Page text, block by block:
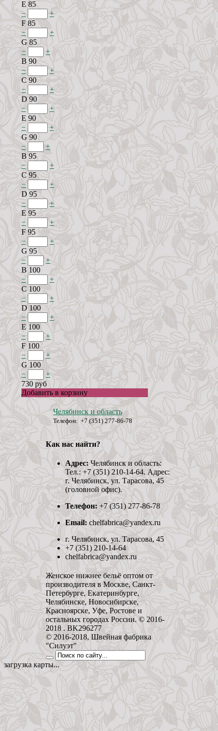
E 85
−
+
F 85
−
+
G 85
−
+
B 90
−
+
C 90
−
+
D 90
−
+
E 90
−
+
G 90
−
+
B 95
−
+
C 95
−
+
D 95
−
+
E 95
−
+
F 95
−
+
G 95
−
+
B 100
−
+
C 100
−
+
D 100
−
+
E 100
−
+
F 100
−
+
G 100
−
+
730 руб
Добавить в корзину
Челябинск и область
Телефон: +7 (351) 277-86-78
Как нас найти?
Адрес:Челябинск и область:
Тел.: +7 (351) 210-14-64. Адрес:
г. Челябинск, ул. Тарасова, 45
(головной офис).
Телефон: +7 (351) 277-86-78
Email: chelfabrica@yandex.ru
г. Челябинск, ул. Тарасова, 45
+7 (351) 210-14-64
chelfabrica@yandex.ru
Женское нижнее бельё оптом от
производителя в Москве, Санкт-
Петербурге, Екатеринбурге,
Челябинске, Новосибирске,
Красноярске, Уфе, Ростове и
остальных городах России. © 2016-
2018 . BK296277
© 2016-2018, Швейная фабрика
"Силуэт"
загрузка карты...